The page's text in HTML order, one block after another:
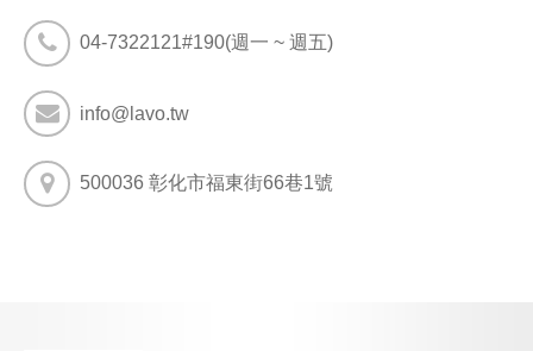
04-7322121#190(週一 ~ 週五)
info@lavo.tw
500036 彰化市福東街66巷1號